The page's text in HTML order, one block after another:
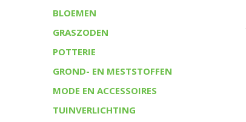
BLOEMEN
GRASZODEN
POTTERIE
GROND- EN MESTSTOFFEN
MODE EN ACCESSOIRES
TUINVERLICHTING